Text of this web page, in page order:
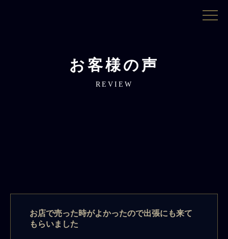
お客様の声
REVIEW
お店で売った時がよかったので出張にも来て
もらいました